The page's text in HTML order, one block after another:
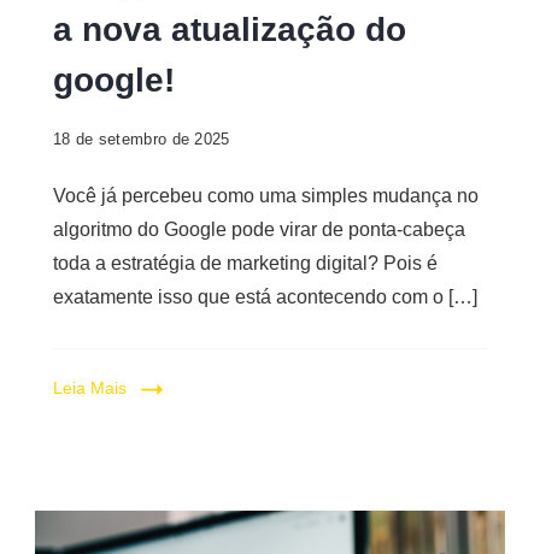
a nova atualização do
google!
18 de setembro de 2025
Você já percebeu como uma simples mudança no
algoritmo do Google pode virar de ponta-cabeça
toda a estratégia de marketing digital? Pois é
exatamente isso que está acontecendo com o […]
Leia Mais